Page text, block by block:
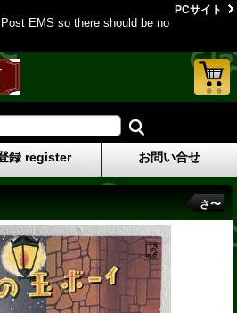
EMS so there should be no
PCサイト
録 register お問い合せ
さ〜